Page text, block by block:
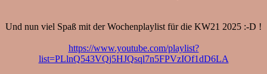
Und nun viel Spaß mit der Wochenplaylist für die KW21 2025 :-D !
https://www.youtube.com/playlist?
list=PLlnQ543VQj5HJQsql7n5FPVzIOf1dD6LA